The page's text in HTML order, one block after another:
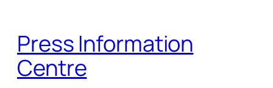
content
Press Information
Centre